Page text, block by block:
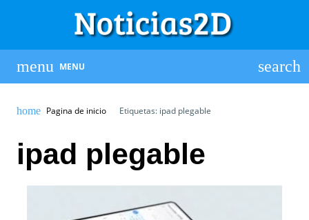
MENU
Pagina de inicio Etiquetas: ipad plegable
ipad plegable